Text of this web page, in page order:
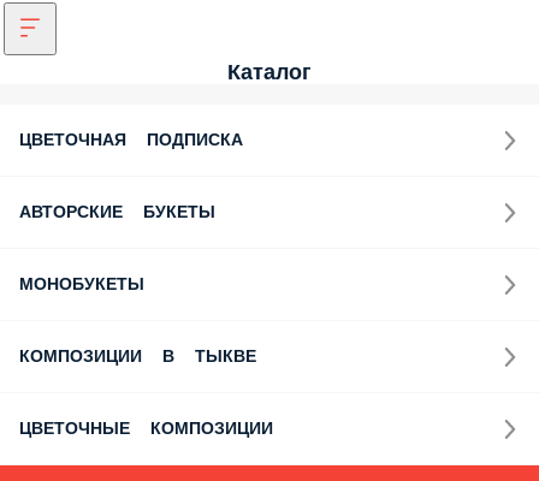
Каталог
ЦВЕТОЧНАЯ ПОДПИСКА
АВТОРСКИЕ БУКЕТЫ
МОНОБУКЕТЫ
КОМПОЗИЦИИ В ТЫКВЕ
ЦВЕТОЧНЫЕ КОМПОЗИЦИИ